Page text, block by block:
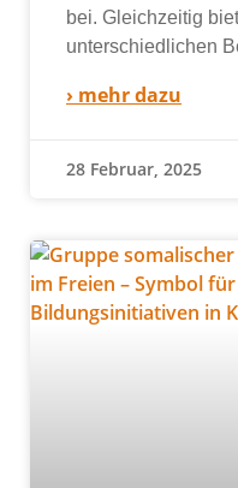
bei. Gleichzeitig
unter­schied­li­chen
› mehr dazu
28 Februar, 2025